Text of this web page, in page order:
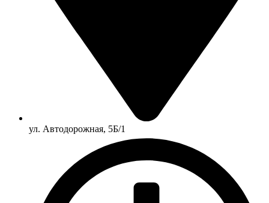
ул. Автодорожная, 5Б/1